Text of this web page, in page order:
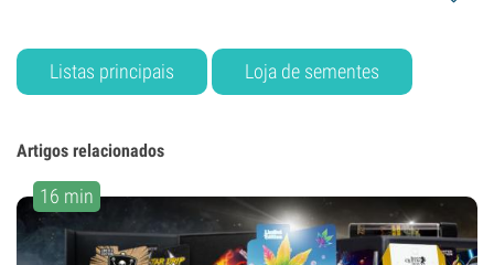
Listas principais Loja de sementes
Artigos relacionados
16 min